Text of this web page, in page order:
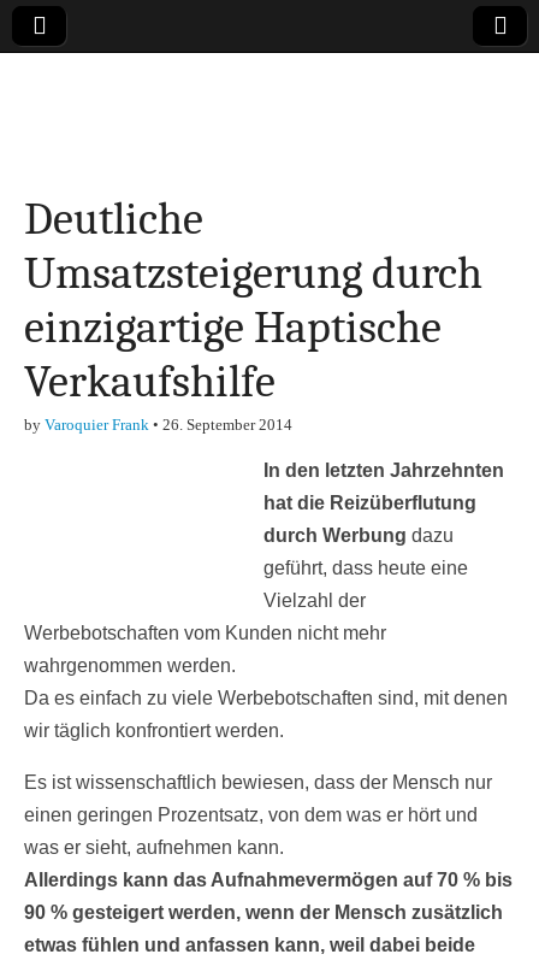
Finanzen,
Marketing-, Vertrieb-
& Investment-Tipps
Deutliche
Umsatzsteigerung durch
einzigartige Haptische
Verkaufshilfe
by Varoquier Frank • 26. September 2014
In den letzten Jahrzehnten
hat die Reizüberflutung
durch Werbung dazu
geführt, dass heute eine
Vielzahl der
Werbebotschaften vom Kunden nicht mehr
wahrgenommen werden.
Da es einfach zu viele Werbebotschaften sind, mit denen
wir täglich konfrontiert werden.
Es ist wissenschaftlich bewiesen, dass der Mensch nur
einen geringen Prozentsatz, von dem was er hört und
was er sieht, aufnehmen kann.
Allerdings kann das Aufnahmevermögen auf 70 % bis
90 % gesteigert werden, wenn der Mensch zusätzlich
etwas fühlen und anfassen kann, weil dabei beide